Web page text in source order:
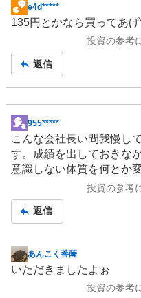
掲
示
事
e4d*****
135円とかなら買ってあ
投資の参考
返信
掲
示
板
記
955*****
こんな会社長い間我慢し
す。成績を出しておきな
意識しない体質を何とか
投資の参考
返信
掲
示
あんこく菩薩
いただきましたよぉ
投資の参考